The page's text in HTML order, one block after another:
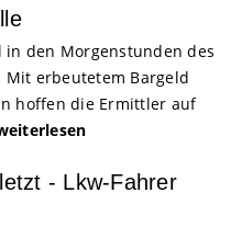
den Morgenstunden des
erbeutetem Bargeld
hoffen die Ermittler auf
- Lkw-Fahrer